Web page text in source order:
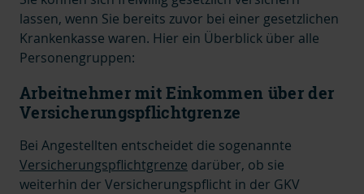
lassen, wenn Sie bereits zuvor bei einer gesetzlichen
Krankenkasse waren. Hier ein Überblick über alle
Personengruppen:
Arbeitnehmer mit Einkommen über der
Versicherungspflichtgrenze
Bei Angestellten entscheidet die sogenannte
Versicherungspflichtgrenze darüber, ob sie
weiterhin der Versicherungspflicht in der GKV